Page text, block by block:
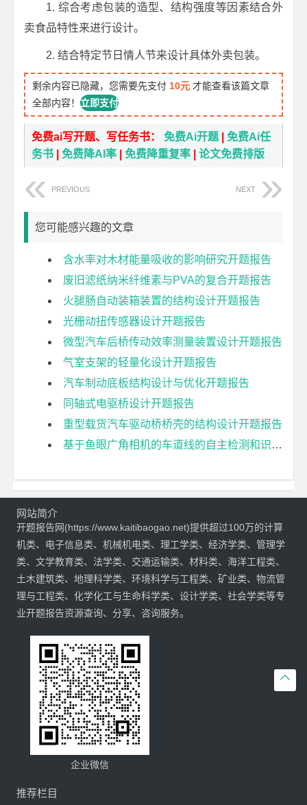
1. 综合考虑包装的造型、结构强度等因素结合外
卖食品特性来进行设计。
2. 结合特定节日情人节来设计具体外卖包装。
剩余内容已隐藏，您需要先支付 10元 才能查看该篇文章
全部内容！立即支付
免费ai写开题、写任务书：免费Ai开题 |免费Ai任
务书 |免费降AI率 |免费降重复率 |论文免费排版
PREVIOUS NEXT
您可能感兴趣的文章
含水率对木材能量吸收的影响研究开题报告
废旧滤纸纳米纤维素与PVA的复合开题报告
火腿肠自动装箱装置的结构设计开题报告
光栅动扭传感器设计开题报告
微型汽车后桥传动效率测量装置设计开题报告
气室支架的轻量化设计开题报告
汽车制动底板结构设计与优化开题报告
同轴式电驱桥设计开题报告
重型载货汽车驱动桥桥壳的结构设计开题报告
基于鱼眼广角相机的车道线的自主检测和识别开题报告

网站简介
开题报告网(https://www.kaitibaogao.net)提供超过100万的计算
机类、电子信息类、机械机电类、理工学类、经济学类、管理学
类、文学教育类、法学类、交通运输类、材料类、海洋工程类、
土木建筑类、地理科学类、环境科学与工程类、矿业类、物流管
理与工程类、化学化工与生命科学类、设计学类、社会学类等专
业开题报告资源查询、分享、咨询服务。
企业微信
推荐栏目